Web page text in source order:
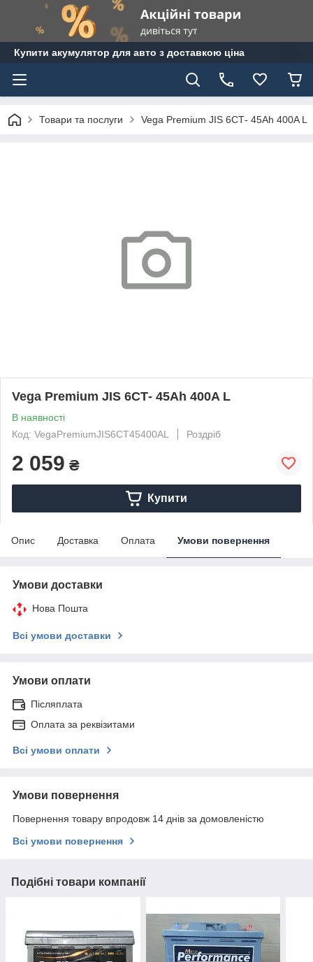
Купити акумулятор для авто з доставкою ціна
Товари та послуги Vega Premium JIS 6СТ- 45Ah 400A L
Vega Premium JIS 6СТ- 45Ah 400A L
В наявності
Код: VegaPremiumJIS6СТ45400AL
Роздріб
2 059 ₴
Купити
Опис Доставка Оплата Умови повернення
Умови доставки
Нова Пошта
Всі умови доставки
Умови оплати
Післяплата
Оплата за реквізитами
Всі умови оплати
Умови повернення
Повернення товару впродовж 14 днів за домовленістю
Всі умови повернення
Подібні товари компанії